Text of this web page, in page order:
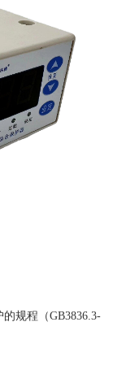
规程（GB3836.3-